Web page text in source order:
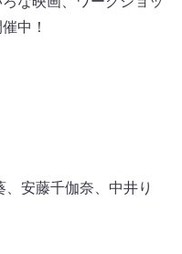
中！
安藤千伽奈、中井り